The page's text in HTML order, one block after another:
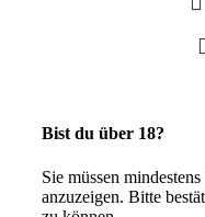
Bist du über 18?
Sie müssen
anzuzeigen. Bitte